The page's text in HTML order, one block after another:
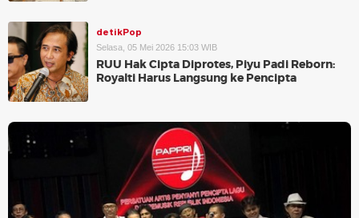
detikPop
Selasa, 05 Mei 2026 15:03 WIB
RUU Hak Cipta Diprotes, Piyu Padi Reborn:
Royalti Harus Langsung ke Pencipta